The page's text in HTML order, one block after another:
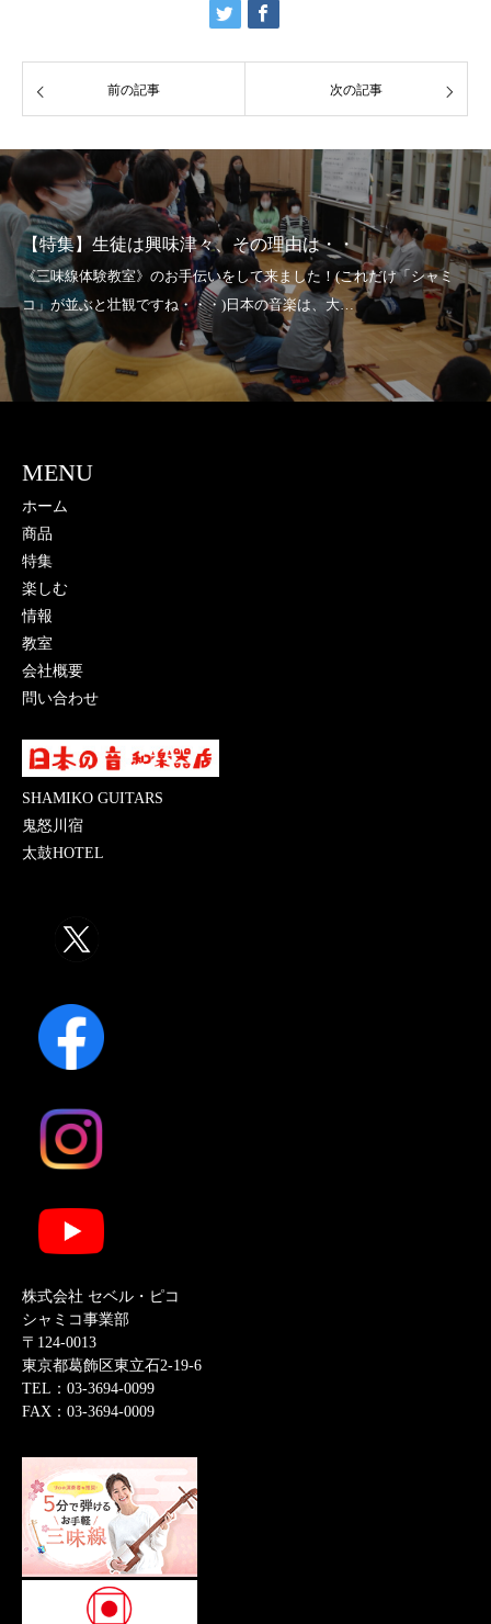
前の記事 次の記事
【特集】生徒は興味津々、その理由は・・
MENU
ホーム
商品
特集
楽しむ
情報
教室
会社概要
問い合わせ
SHAMIKO GUITARS
鬼怒川宿
太鼓HOTEL
株式会社 セベル・ピコ
シャミコ事業部
〒124-0013
東京都葛飾区東立石2-19-6
TEL：03-3694-0099
FAX：03-3694-0009